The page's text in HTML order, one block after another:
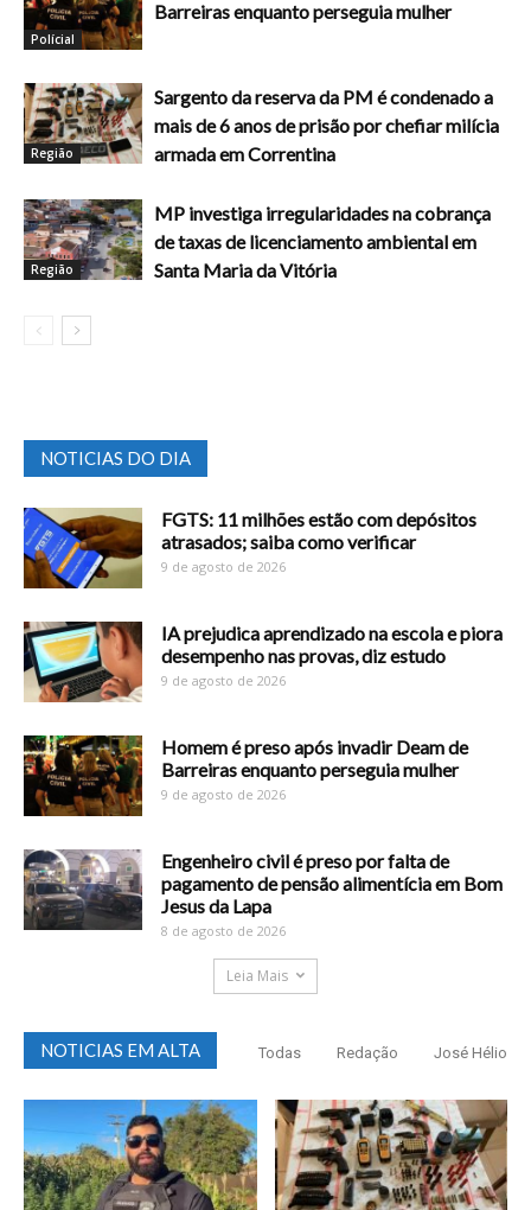
Polícial
Barreiras enquanto perseguia mulher
Região
Sargento da reserva da PM é condenado a
mais de 6 anos de prisão por chefiar milícia
armada em Correntina
Região
MP investiga irregularidades na cobrança
de taxas de licenciamento ambiental em
Santa Maria da Vitória
NOTICIAS DO DIA
FGTS: 11 milhões estão com depósitos
atrasados; saiba como verificar
9 de agosto de 2026
IA prejudica aprendizado na escola e piora
desempenho nas provas, diz estudo
9 de agosto de 2026
Homem é preso após invadir Deam de
Barreiras enquanto perseguia mulher
9 de agosto de 2026
Engenheiro civil é preso por falta de
pagamento de pensão alimentícia em Bom
Jesus da Lapa
8 de agosto de 2026
Leia Mais
NOTICIAS EM ALTA Todas Redação José Hélio